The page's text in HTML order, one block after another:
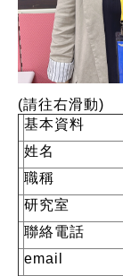
(請往右滑動)
基本資料
姓名
職稱
研究室
聯絡電話
email